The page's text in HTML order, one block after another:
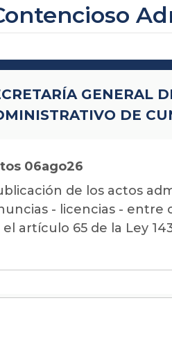
GENERAL
DE
06ago26
de los actos
- licencias - entre
artículo 65 de la Ley